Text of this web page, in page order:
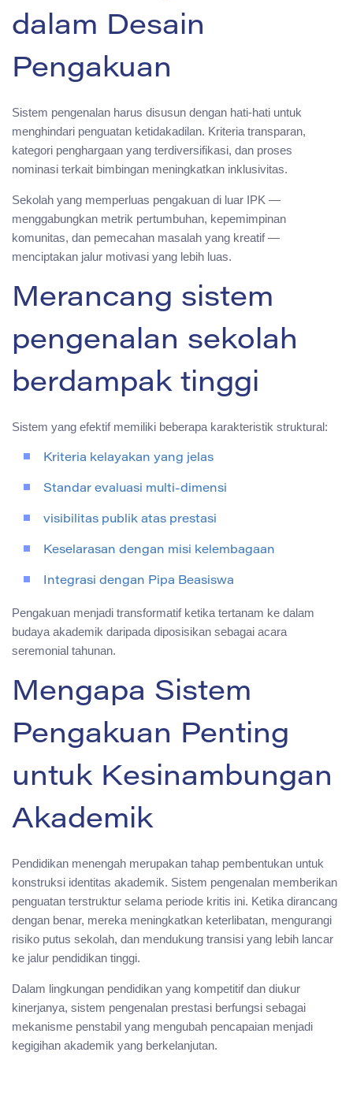
dalam Desain
Pengakuan
Sistem pengenalan harus disusun dengan hati-hati untuk
menghindari penguatan ketidakadilan. Kriteria transparan,
kategori penghargaan yang terdiversifikasi, dan proses
nominasi terkait bimbingan meningkatkan inklusivitas.
Sekolah yang memperluas pengakuan di luar IPK —
menggabungkan metrik pertumbuhan, kepemimpinan
komunitas, dan pemecahan masalah yang kreatif —
menciptakan jalur motivasi yang lebih luas.
Merancang sistem
pengenalan sekolah
berdampak tinggi
Sistem yang efektif memiliki beberapa karakteristik struktural:
Kriteria kelayakan yang jelas
Standar evaluasi multi-dimensi
visibilitas publik atas prestasi
Keselarasan dengan misi kelembagaan
Integrasi dengan Pipa Beasiswa
Pengakuan menjadi transformatif ketika tertanam ke dalam
budaya akademik daripada diposisikan sebagai acara
seremonial tahunan.
Mengapa Sistem
Pengakuan Penting
untuk Kesinambungan
Akademik
Pendidikan menengah merupakan tahap pembentukan untuk
konstruksi identitas akademik. Sistem pengenalan memberikan
penguatan terstruktur selama periode kritis ini. Ketika dirancang
dengan benar, mereka meningkatkan keterlibatan, mengurangi
risiko putus sekolah, dan mendukung transisi yang lebih lancar
ke jalur pendidikan tinggi.
Dalam lingkungan pendidikan yang kompetitif dan diukur
kinerjanya, sistem pengenalan prestasi berfungsi sebagai
mekanisme penstabil yang mengubah pencapaian menjadi
kegigihan akademik yang berkelanjutan.